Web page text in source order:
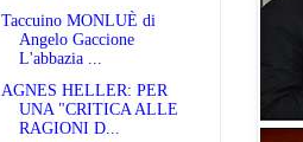
Taccuino MONLUÈ di
Angelo Gaccione
L'abbazia ...
AGNES HELLER: PER
UNA "CRITICA ALLE
RAGIONI D...